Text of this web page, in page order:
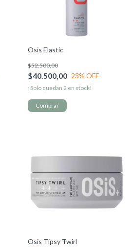
Osis Elastic
$40.500,00
$52.500,00
23% OFF
¡Solo quedan 2 en stock!
Osis Tipsy Twirl